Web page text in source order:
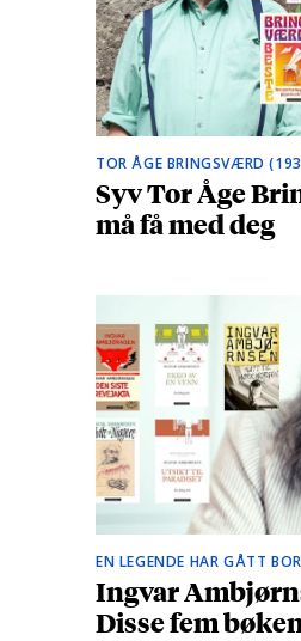
TOR ÅGE BRINGSVÆRD
Syv Tor Åge
må få med deg
EN LEGENDE HAR GÅTT
Ingvar
Disse fem